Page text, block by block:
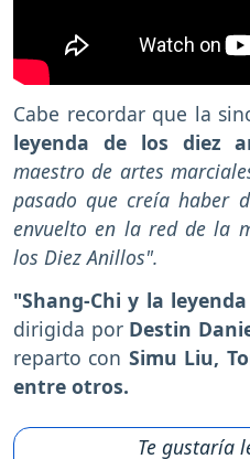
Cabe recordar que la
leyenda de los diez
maestro de artes
pasado que creía haber
envuelto en la red de la
los Diez Anillos".
"Shang-Chi y la
dirigida por Destin
reparto con Simu Liu,
entre otros.
Te gustaría